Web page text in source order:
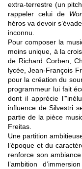
extra-terrestre (un
rappeler celui de
héros va devoir
inconnu.
Pour composer la
moins unique, à la
de Richard Corben,
lycée, Jean-François
pour la création du
programmeur lui fait
dont il apprécie
influence de Silvestri
partie de la pièce
Freitas.
Une partition
l’époque et du
renforce son
l’ambition